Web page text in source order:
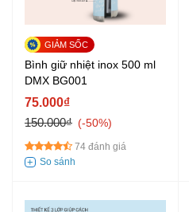
Bình giữ nhiệt inox 500 ml
DMX BG001
75.000₫
150.000₫
-50%
74 đánh giá